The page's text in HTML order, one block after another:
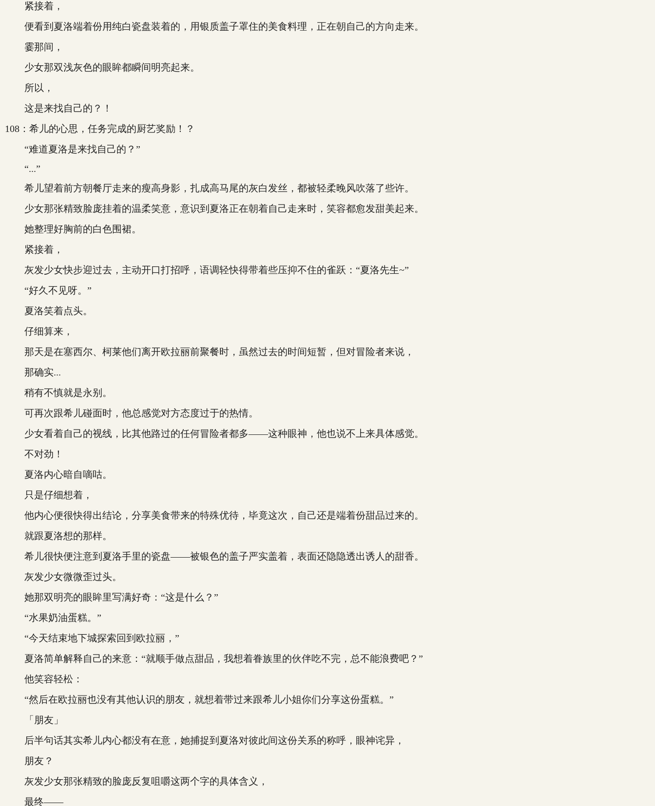
紧接着，
便看到夏洛端着份用纯白瓷盘装着的，用银质盖子罩住的美食料理，正在朝自己的方向走来。
霎那间，
少女那双浅灰色的眼眸都瞬间明亮起来。
所以，
这是来找自己的？！
108：希儿的心思，任务完成的厨艺奖励！？
“难道夏洛是来找自己的？”
“...”
希儿望着前方朝餐厅走来的瘦高身影，扎成高马尾的灰白发丝，都被轻柔晚风吹落了些许。
少女那张精致脸庞挂着的温柔笑意，意识到夏洛正在朝着自己走来时，笑容都愈发甜美起来。
她整理好胸前的白色围裙。
紧接着，
灰发少女快步迎过去，主动开口打招呼，语调轻快得带着些压抑不住的雀跃：“夏洛先生~”
“好久不见呀。”
夏洛笑着点头。
仔细算来，
那天是在塞西尔、柯莱他们离开欧拉丽前聚餐时，虽然过去的时间短暂，但对冒险者来说，
那确实...
稍有不慎就是永别。
可再次跟希儿碰面时，他总感觉对方态度过于的热情。
少女看着自己的视线，比其他路过的任何冒险者都多——这种眼神，他也说不上来具体感觉。
不对劲！
夏洛内心暗自嘀咕。
只是仔细想着，
他内心便很快得出结论，分享美食带来的特殊优待，毕竟这次，自己还是端着份甜品过来的。
就跟夏洛想的那样。
希儿很快便注意到夏洛手里的瓷盘——被银色的盖子严实盖着，表面还隐隐透出诱人的甜香。
灰发少女微微歪过头。
她那双明亮的眼眸里写满好奇：“这是什么？”
“水果奶油蛋糕。”
“今天结束地下城探索回到欧拉丽，”
夏洛简单解释自己的来意：“就顺手做点甜品，我想着眷族里的伙伴吃不完，总不能浪费吧？”
他笑容轻松：
“然后在欧拉丽也没有其他认识的朋友，就想着带过来跟希儿小姐你们分享这份蛋糕。”
「朋友」
后半句话其实希儿内心都没有在意，她捕捉到夏洛对彼此间这份关系的称呼，眼神诧异，
朋友？
灰发少女那张精致的脸庞反复咀嚼这两个字的具体含义，
最终——